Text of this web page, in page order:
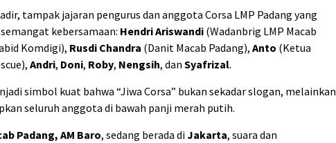
tampak jajaran pengurus dan anggota Corsa LMP Padang yang
kebersamaan: Hendri Ariswandi (Wadanbrig LMP Macab
Komdigi), Rusdi Chandra (Danit Macab Padang), Anto (Ketua
Andri, Doni, Roby, Nengsih, dan Syafrizal.
simbol kuat bahwa “Jiwa Corsa” bukan sekadar slogan, melainkan
seluruh anggota di bawah panji merah putih.
Padang, AM Baro, sedang berada diJakarta, suara dan